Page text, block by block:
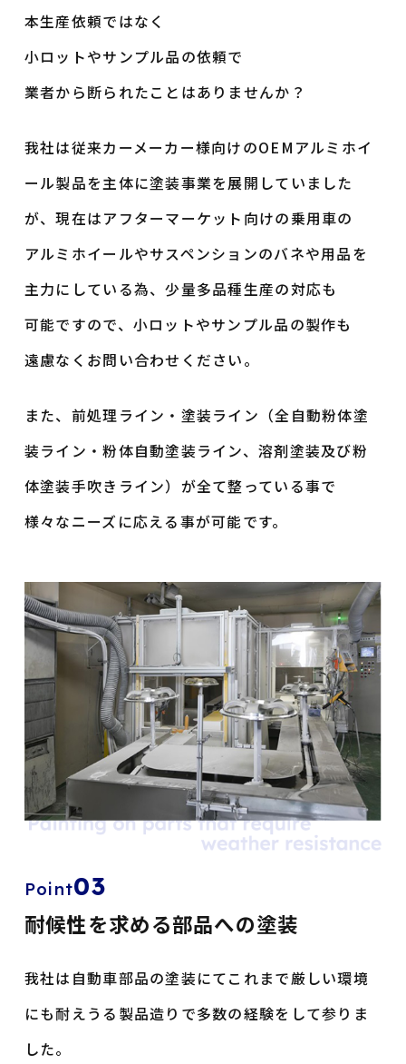
本生産依頼ではなく
小ロットやサンプル品の依頼で
業者から断られたことはありませんか？
我社は従来カーメーカー様向けのOEMアルミホイ
ール製品を主体に塗装事業を展開していました
が、現在はアフターマーケット向けの乗用車の
アルミホイールやサスペンションのバネや用品を
主力にしている為、少量多品種生産の対応も
可能ですので、小ロットやサンプル品の製作も
遠慮なくお問い合わせください。
また、前処理ライン・塗装ライン（全自動粉体塗
装ライン・粉体自動塗装ライン、溶剤塗装及び粉
体塗装手吹きライン）が全て整っている事で
様々なニーズに応える事が可能です。
Point03
耐候性を求める部品への塗装
我社は自動車部品の塗装にてこれまで厳しい環境
にも耐えうる製品造りで多数の経験をして参りま
した。